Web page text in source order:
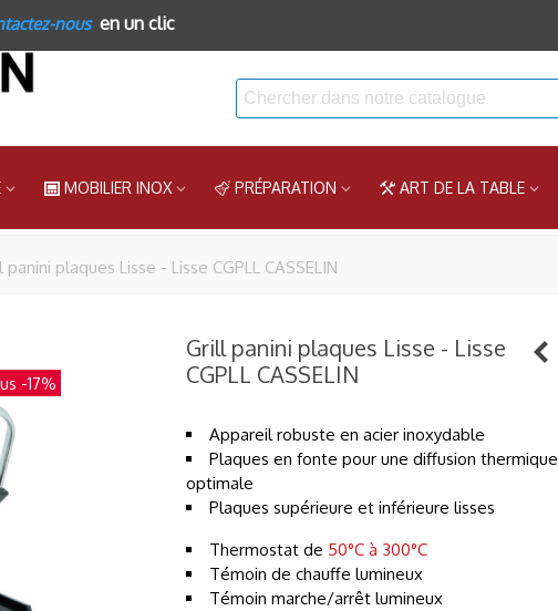
nous en un clic
MOBILIER INOX PRÉPARATION ART DE LA TABLE
panini plaques Lisse - Lisse CGPLL CASSELIN
-17%
Grill panini plaques Lisse - Lisse
CGPLL CASSELIN
Appareil robuste en acier inoxydable
Plaques en fonte pour une diffusion thermique
optimale
Plaques supérieure et inférieure lisses
Thermostat de 50°C à 300°C
Témoin de chauffe lumineux
Témoin marche/arrêt lumineux